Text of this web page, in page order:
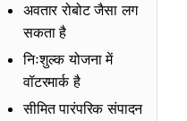
अवतार रोबोट जैसा लग
सकता है
निःशुल्क योजना में
वॉटरमार्क है
सीमित पारंपरिक संपादन